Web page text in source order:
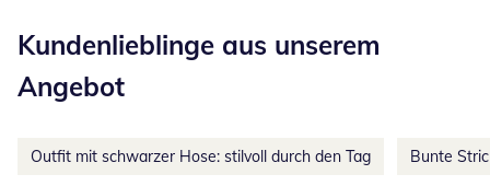
Kundenlieblinge aus unserem
Angebot
Outfit mit schwarzer Hose: stilvoll durch den Tag Bunte